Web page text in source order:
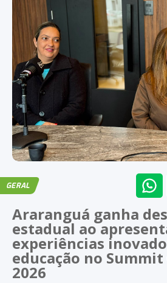
GERAL
Araranguá ganha
estadual ao
experiências
educação no Summit
2026